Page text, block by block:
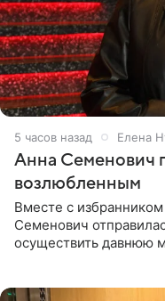
5 часов назад Елена
Анна Семенович
возлюбленным
Вместе с
Семенович
осуществить давнюю